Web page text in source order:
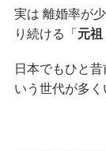
実は 離婚率が
り続ける「 元祖
日本でもひと
いう世代が多く